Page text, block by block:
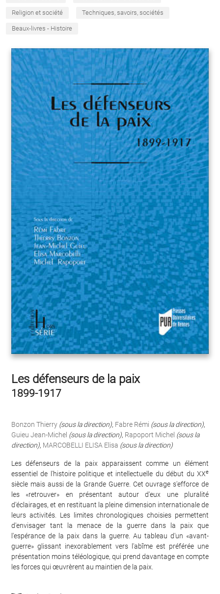
Religion et société Techniques, savoirs, sociétés
Beaux-livres - Histoire
Les défenseurs de la paix
1899-1917
Bonzon Thierry (sous la direction), Fabre Rémi (sous la direction),
Guieu Jean-Michel (sous la direction), Rapoport Michel (sous la
direction), MARCOBELLI ELISA Elisa (sous la direction)
Les défenseurs de la paix apparaissent comme un élément
essentiel de l'histoire politique et intellectuelle du début du XXe
siècle mais aussi de la Grande Guerre. Cet ouvrage s'efforce de
les «retrouver» en présentant autour d'eux une pluralité
d'éclairages, et en restituant la pleine dimension internationale de
leurs activités. Les limites chronologiques choisies permettent
d'envisager tant la menace de la guerre dans la paix que
l'espérance de la paix dans la guerre. Au tableau d'un «avant-
guerre» glissant inexorablement vers l'abîme est préférée une
présentation moins téléologique, qui prend davantage en compte
les forces qui œuvrèrent au maintien de la paix.